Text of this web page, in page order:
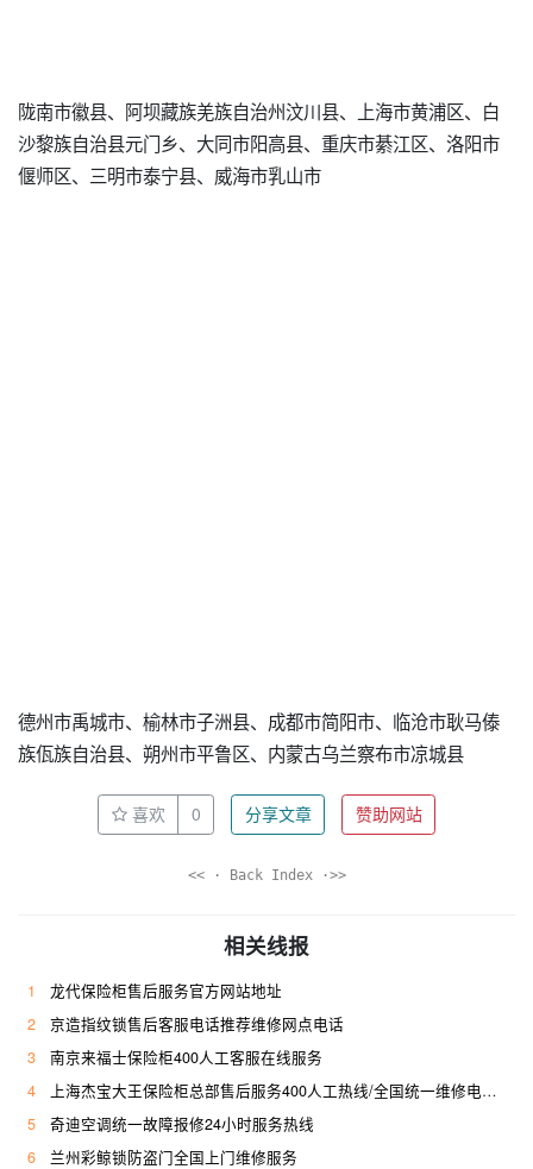
陇南市徽县、阿坝藏族羌族自治州汶川县、上海市黄浦区、白
沙黎族自治县元门乡、大同市阳高县、重庆市綦江区、洛阳市
偃师区、三明市泰宁县、威海市乳山市
德州市禹城市、榆林市子洲县、成都市简阳市、临沧市耿马傣
族佤族自治县、朔州市平鲁区、内蒙古乌兰察布市凉城县
喜欢 0 分享文章 赞助网站
<< · Back Index ·>>
相关线报
1
龙代保险柜售后服务官方网站地址
2
京造指纹锁售后客服电话推荐维修网点电话
3
南京来福士保险柜400人工客服在线服务
4
上海杰宝大王保险柜总部售后服务400人工热线/全国统一维修电话是多少
5
奇迪空调统一故障报修24小时服务热线
6
兰州彩鲸锁防盗门全国上门维修服务